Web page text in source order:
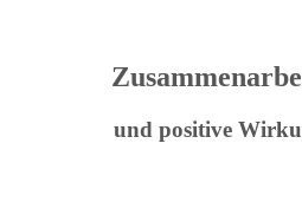
und positive